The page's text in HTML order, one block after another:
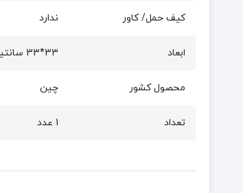
کیف حمل/ کاور ندارد
ابعاد 33*33 سانتیمتر
محصول کشور چین
تعداد 1 عدد